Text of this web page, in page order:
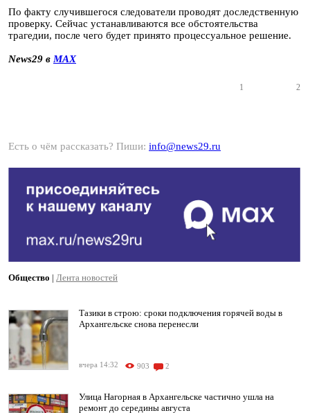
По факту случившегося следователи проводят доследственную
проверку. Сейчас устанавливаются все обстоятельства
трагедии, после чего будет принято процессуальное решение.
News29 в MAX
1 2
Есть о чём рассказать? Пиши: info@news29.ru
Общество | Лента новостей
Тазики в строю: сроки подключения горячей воды в
Архангельске снова перенесли
вчера 14:32 903 2
Улица Нагорная в Архангельске частично ушла на
ремонт до середины августа